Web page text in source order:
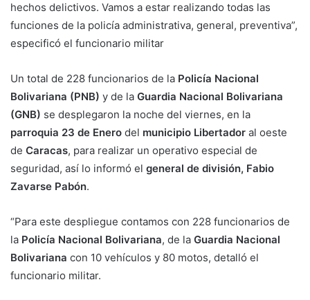
hechos delictivos. Vamos a estar realizando todas las
funciones de la policía administrativa, general, preventiva”,
especificó el funcionario militar
Un total de 228 funcionarios de la Policía Nacional
Bolivariana (PNB) y de la Guardia Nacional Bolivariana
(GNB) se desplegaron la noche del viernes, en la
parroquia 23 de Enero del municipio Libertador al oeste
de Caracas, para realizar un operativo especial de
seguridad, así lo informó el general de división, Fabio
Zavarse Pabón.
“Para este despliegue contamos con 228 funcionarios de
la Policía Nacional Bolivariana, de la Guardia Nacional
Bolivariana con 10 vehículos y 80 motos, detalló el
funcionario militar.